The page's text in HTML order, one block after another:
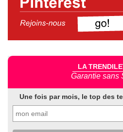
LA
Garantie sans
Une fois par mois, le top des